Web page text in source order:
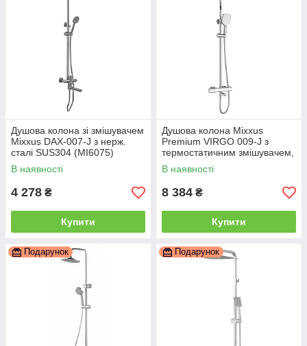
Душова колона зі змішувачем
Mixxus DAX-007-J з нерж.
сталі SUS304 (MI6075)
В наявності
4 278 ₴
Купити
Душова колона Mixxus
Premium VIRGO 009-J з
термостатичним змішувачем,
3 функції (MI6645)
В наявності
8 384 ₴
Купити
Подарунок Подарунок